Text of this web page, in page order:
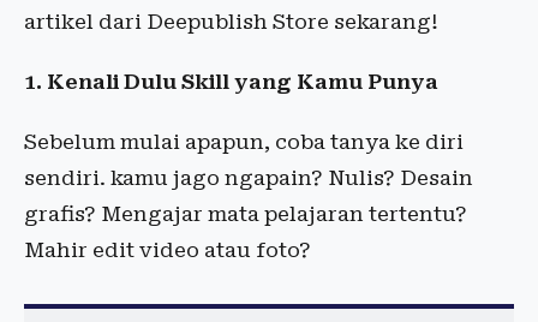
artikel dari Deepublish Store sekarang!
1. Kenali Dulu Skill yang Kamu Punya
Sebelum mulai apapun, coba tanya ke diri
sendiri. kamu jago ngapain? Nulis? Desain
grafis? Mengajar mata pelajaran tertentu?
Mahir edit video atau foto?